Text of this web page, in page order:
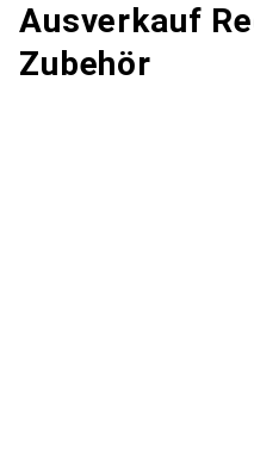
Ausverkauf
Zubehör